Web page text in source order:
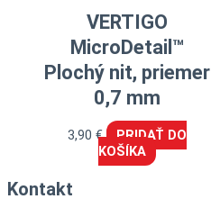
VERTIGO
MicroDetail™
Plochý nit, priemer
0,7 mm
3,90€
PRIDAŤ DO
KOŠÍKA
Kontakt